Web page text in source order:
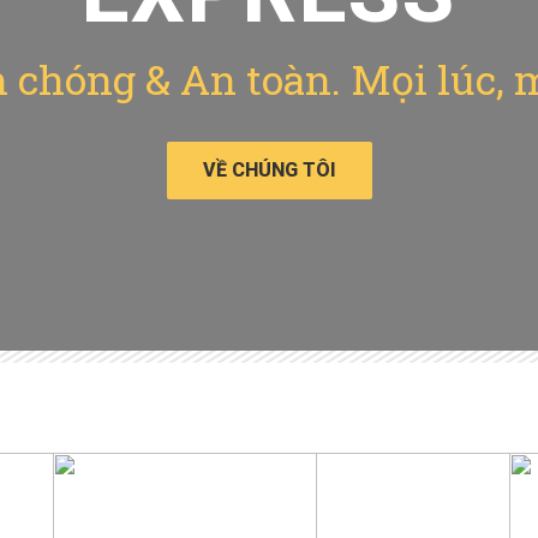
chóng & An toàn. Mọi lúc,
VỀ CHÚNG TÔI